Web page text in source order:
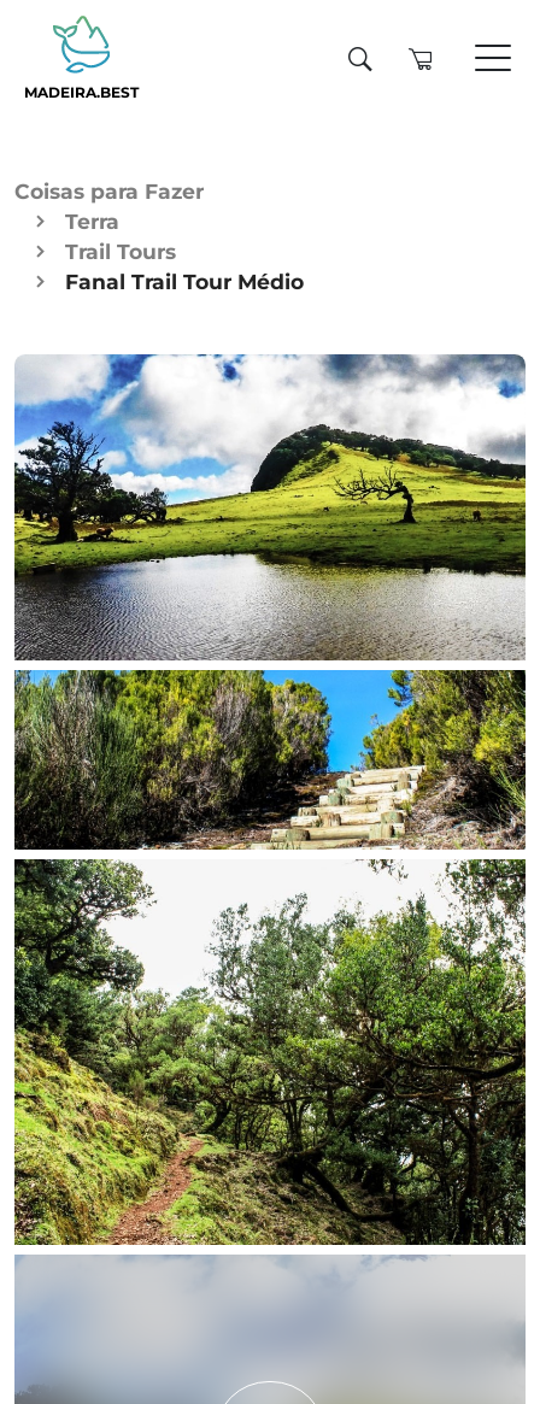
MADEIRA.BEST
Coisas para Fazer
Terra
Trail Tours
Fanal Trail Tour Médio